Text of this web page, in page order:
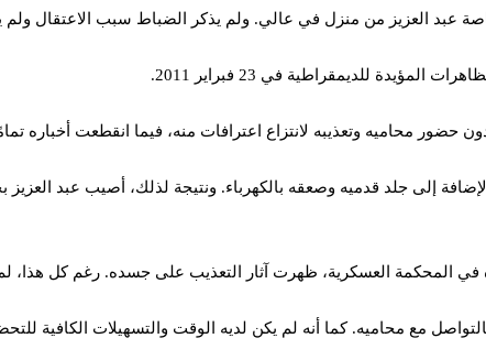
حضور محاميه وتعذيبه لانتزاع اعترافات منه، فيما انقطعت أخباره
إلى جلد قدميه وصعقه بالكهرباء. ونتيجة لذلك، أصيب عبد
في المحكمة العسكرية، ظهرت آثار التعذيب على جسده. رغم كل هذا،
مع محاميه. كما أنه لم يكن لديه الوقت والتسهيلات الكافية